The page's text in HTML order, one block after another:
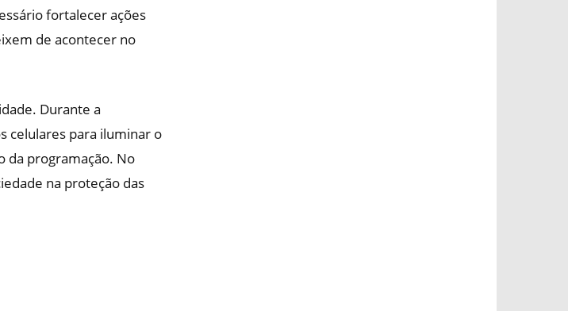
fortalecer ações
de acontecer no
Durante a
celulares para iluminar o
da programação. No
na proteção das